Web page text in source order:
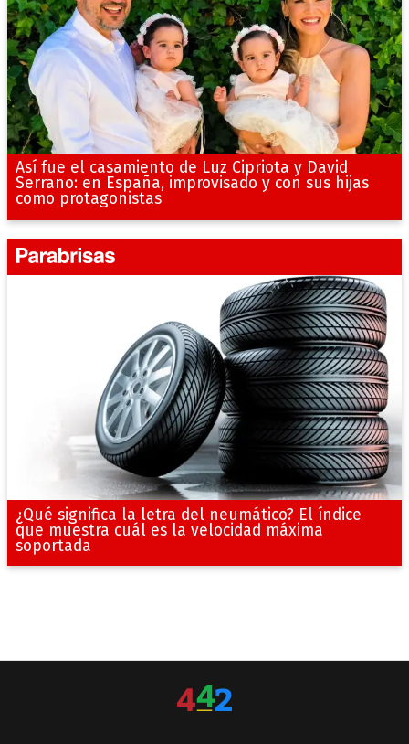
Así fue el casamiento de Luz Cipriota y David
Serrano: en España, improvisado y con sus hijas
como protagonistas
¿Qué significa la letra del neumático? El índice
que muestra cuál es la velocidad máxima
soportada